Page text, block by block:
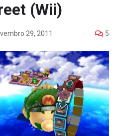
(Wii)
29, 2011 5